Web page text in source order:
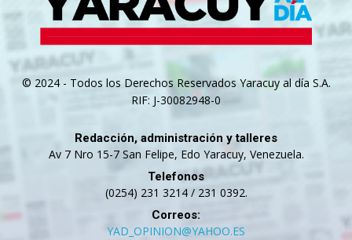
© 2024 - Todos los Derechos Reservados Yaracuy al día S.A.
RIF: J-30082948-0
Redacción, administración y talleres
Av 7 Nro 15-7 San Felipe, Edo Yaracuy, Venezuela.
Telefonos
(0254) 231 3214 / 231 0392.
Correos:
YAD_OPINION@YAHOO.ES